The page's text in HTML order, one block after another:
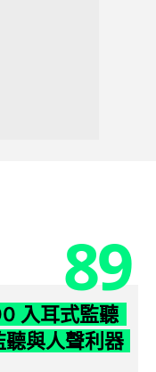
89
入耳式監聽
與人聲利器